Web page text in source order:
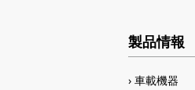
製品情報
車載機器